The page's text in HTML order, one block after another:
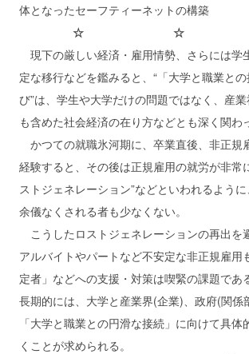
体となったセーフティーネットの構築
☆ ☆
現下の厳しい経済・雇用情勢、さらには学
定な移行などを鑑みると、“「大学と職業と
び”は、学生や大学だけの問題ではなく、産
も含めた社会経済の在り方などとも深く関わ
かつての就職氷河期に、卒業直後、非正規
経験すると、その後は正規雇用の就労が非常
ストジェネレーション”などといわれるよう
余儀なくされる者も少なくない。
こうしたロストジェネレーションの再出を
アルバイトやパートなど不安定な非正規雇用
定者」などへの支援・対策は喫緊の課題であ
長期的には、大学と産業界(企業)、政府(関係
「大学と職業との円滑な接続」に向けて具
くことが求められる。